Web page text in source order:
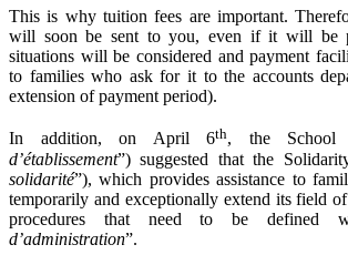
This is why tuition fees are important.
will soon be sent to you, even if it will be
situations will be considered and payment
to families who ask for it to the accounts
extension of payment period).
In addition, on April 6th, the School
d’établissement”) suggested that the
solidarité”), which provides assistance to
temporarily and exceptionally extend its field
procedures that need to be defined
d’administration”.